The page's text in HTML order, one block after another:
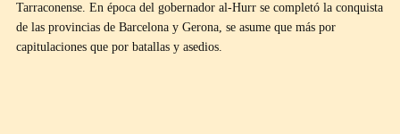
Tarraconense. En época del gobernador al-Hurr se completó la conquista
de las provincias de Barcelona y Gerona, se asume que más por
capitulaciones que por batallas y asedios.